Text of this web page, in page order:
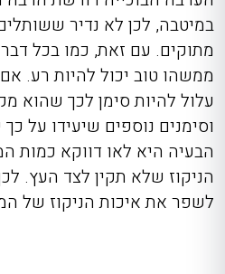
במיטבה, לכן לא נדיר
מתוקים. עם זאת, כמו בכל
ממשהו טוב יכול להיות רע.
עלול להיות סימן לכך שהוא
וסימנים נוספים שיעידו על
הבעיה היא לאו דווקא כמות
הניקוז שלא תקין לצד העץ.
לשפר את איכות הניקוז של